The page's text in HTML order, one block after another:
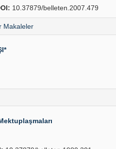
10.37879/belleten.2007.479
Makaleler